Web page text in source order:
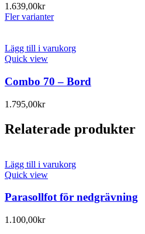
1.639,00kr
Fler varianter
Lägg till i varukorg
Quick view
Combo 70 – Bord
1.795,00kr
Relaterade produkter
Lägg till i varukorg
Quick view
Parasollfot för nedgrävning
1.100,00kr